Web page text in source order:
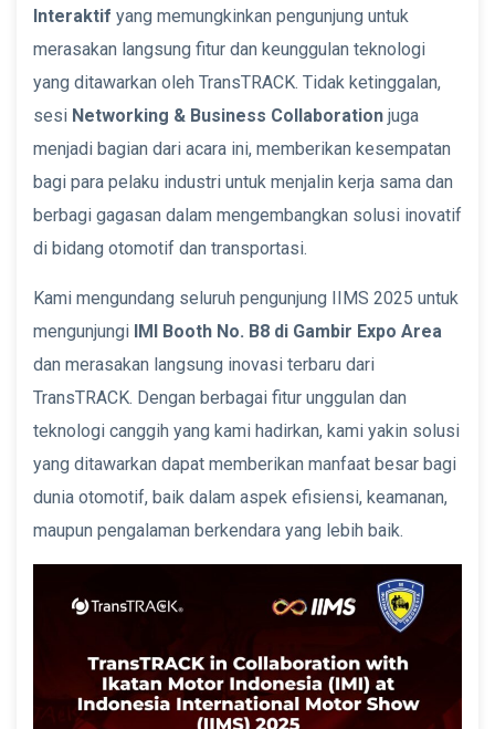
Interaktif yang memungkinkan pengunjung untuk
merasakan langsung fitur dan keunggulan teknologi
yang ditawarkan oleh TransTRACK. Tidak ketinggalan,
sesi Networking & Business Collaboration juga
menjadi bagian dari acara ini, memberikan kesempatan
bagi para pelaku industri untuk menjalin kerja sama dan
berbagi gagasan dalam mengembangkan solusi inovatif
di bidang otomotif dan transportasi.
Kami mengundang seluruh pengunjung IIMS 2025 untuk
mengunjungi IMI Booth No. B8 di Gambir Expo Area
dan merasakan langsung inovasi terbaru dari
TransTRACK. Dengan berbagai fitur unggulan dan
teknologi canggih yang kami hadirkan, kami yakin solusi
yang ditawarkan dapat memberikan manfaat besar bagi
dunia otomotif, baik dalam aspek efisiensi, keamanan,
maupun pengalaman berkendara yang lebih baik.